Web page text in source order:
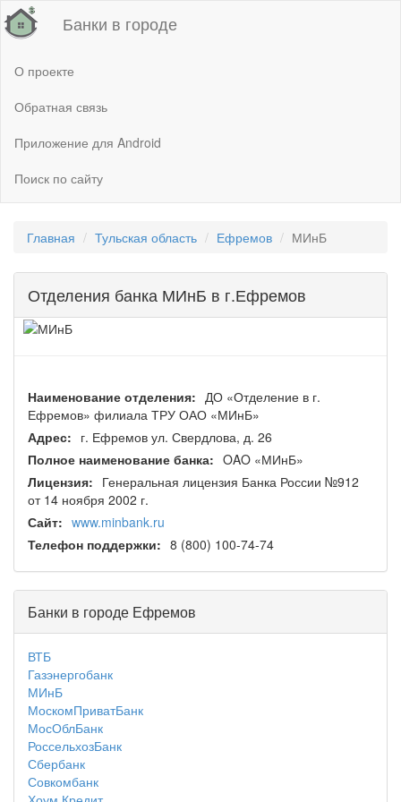
Банки в городе
О проекте
Обратная связь
Приложение для Android
Поиск по сайту
Главная Тульская область Ефремов МИнБ
Отделения банка МИнБ в г.Ефремов
Наименование отделения: ДО «Отделение в г.
Ефремов» филиала ТРУ ОАО «МИнБ»
Адрес: г. Ефремов ул. Свердлова, д. 26
Полное наименование банка: OAO «МИнБ»
Лицензия: Генеральная лицензия Банка России №912
от 14 ноября 2002 г.
Сайт: www.minbank.ru
Телефон поддержки: 8 (800) 100-74-74
Банки в городе Ефремов
ВТБ
Газэнергобанк
МИнБ
МоскомПриватБанк
МосОблБанк
РоссельхозБанк
Сбербанк
Совкомбанк